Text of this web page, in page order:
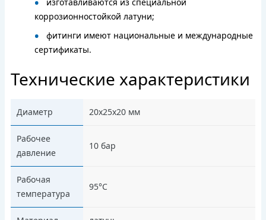
коррозионностойкой латуни;
фитинги имеют национальные и международные
сертификаты.
Технические характеристики
Диаметр 20х25х20 мм
Рабочее
давление
10 бар
Рабочая
температура
95°C